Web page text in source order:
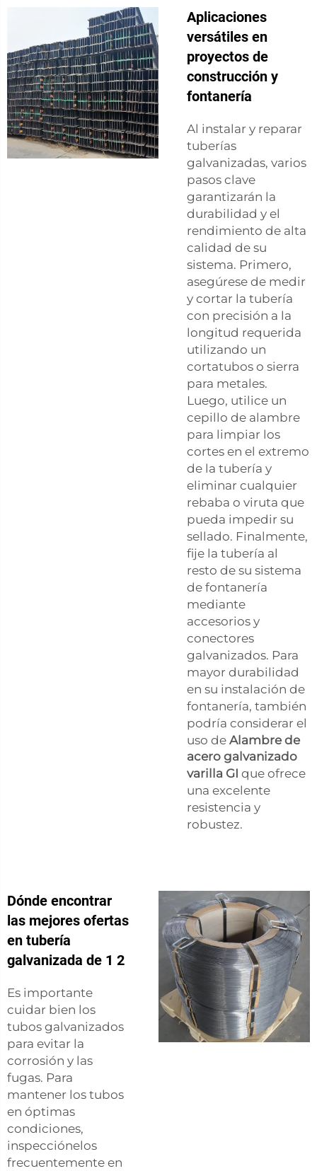
Aplicaciones
versátiles en
proyectos de
construcción y
fontanería
Al instalar y reparar
tuberías
galvanizadas, varios
pasos clave
garantizarán la
durabilidad y el
rendimiento de alta
calidad de su
sistema. Primero,
asegúrese de medir
y cortar la tubería
con precisión a la
longitud requerida
utilizando un
cortatubos o sierra
para metales.
Luego, utilice un
cepillo de alambre
para limpiar los
cortes en el extremo
de la tubería y
eliminar cualquier
rebaba o viruta que
pueda impedir su
sellado. Finalmente,
fije la tubería al
resto de su sistema
de fontanería
mediante
accesorios y
conectores
galvanizados. Para
mayor durabilidad
en su instalación de
fontanería, también
podría considerar el
uso de Alambre de
acero galvanizado
varilla GI que ofrece
una excelente
resistencia y
robustez.
Dónde encontrar
las mejores ofertas
en tubería
galvanizada de 1 2
Es importante
cuidar bien los
tubos galvanizados
para evitar la
corrosión y las
fugas. Para
mantener los tubos
en óptimas
condiciones,
inspecciónelos
frecuentemente en